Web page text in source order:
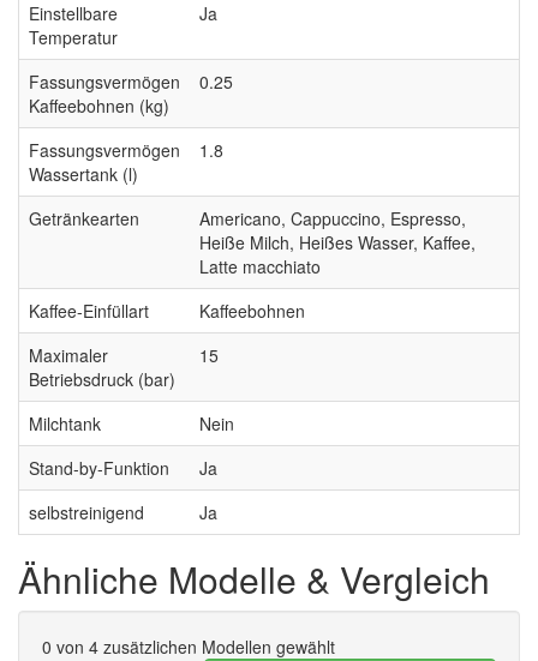
Einstellbare
Temperatur
Ja
Fassungsvermögen
Kaffeebohnen (kg)
0.25
Fassungsvermögen
Wassertank (l)
1.8
Getränkearten
Americano, Cappuccino, Espresso,
Heiße Milch, Heißes Wasser, Kaffee,
Latte macchiato
Kaffee-Einfüllart
Kaffeebohnen
Maximaler
Betriebsdruck (bar)
15
Milchtank
Nein
Stand-by-Funktion
Ja
selbstreinigend
Ja
Ähnliche Modelle & Vergleich
0 von 4 zusätzlichen Modellen gewählt